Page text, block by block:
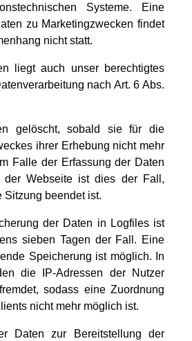
Systeme. Eine
zu Marketingzwecken findet
nicht statt.
liegt auch unser berechtigtes
nach Art. 6 Abs.
gelöscht, sobald sie für die
ihrer Erhebung nicht mehr
Falle der Erfassung der Daten
der Webseite ist dies der Fall,
beendet ist.
der Daten in Logfiles ist
sieben Tagen der Fall. Eine
Speicherung ist möglich. In
die IP-Adressen der Nutzer
sodass eine Zuordnung
nicht mehr möglich ist.
Daten zur Bereitstellung der